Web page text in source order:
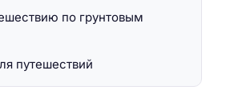
по грунтовым
путешествий